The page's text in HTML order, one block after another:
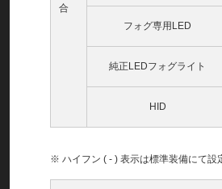
合
フォグ専用LED
純正LEDフォグライト
HID
※ ハイフン ( - ) 表示は標準装備にて設